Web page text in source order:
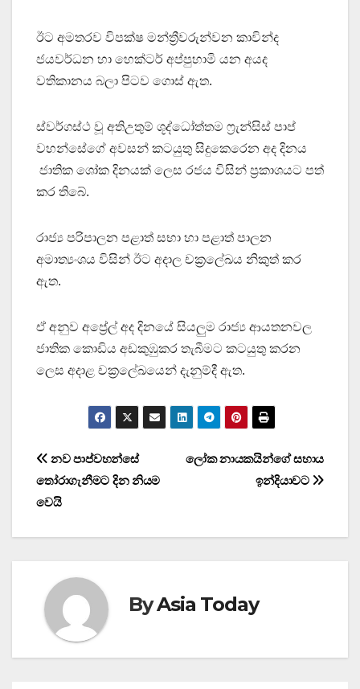
ඊට අමතරව විපක්ෂ මන්ත්‍රීවරුන්වන කාවින්ද
ජයවර්ධන හා හෙක්ටර් අප්පුහාමි යන අයද
වතිකානය බලා පිටව ගොස් ඇත.
ස්වර්ගස්ථ වූ අතිඋතුම් ශූද්ධෝත්තම ෆ්‍රැන්සිස් පාප්
වහන්සේගේ අවසන් කටයුතු සිදුකෙරෙන අද දිනය
ජාතික ශෝක දිනයක් ලෙස රජය විසින් ප්‍රකාශයට පත්
කර තිබේ.
රාජ්‍ය පරිපාලන පළාත් සභා හා පළාත් පාලන
අමාත්‍යංශය විසින් ඊට අදාල චක්‍රලේඛය නිකුත් කර
ඇත.
ඒ අනුව අප්‍රේල් අද දිනයේ සියලුම රාජ්‍ය ආයතනවල
ජාතික කොඩිය අඩකුඹුකර තැබීමට කටයුතු කරන
ලෙස අදාළ චක්‍රලේඛයෙන් දැනුම්දී ඇත.
Post
navigation
ලෝක නායකයින්ගේ සහාය
ඉන්දියාවට
නව පාප්වහන්සේ
තෝරාගැනීමට දින නියම
වෙයි
ByAsia Today